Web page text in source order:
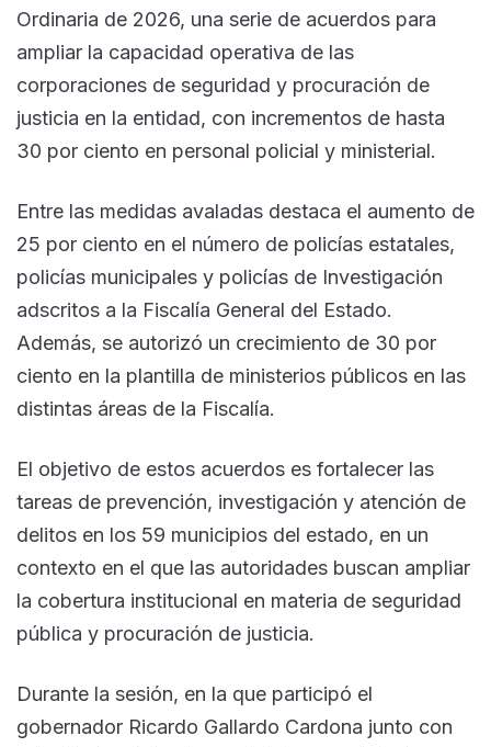
Ordinaria de 2026, una serie de acuerdos para
ampliar la capacidad operativa de las
corporaciones de seguridad y procuración de
justicia en la entidad, con incrementos de hasta
30 por ciento en personal policial y ministerial.
Entre las medidas avaladas destaca el aumento de
25 por ciento en el número de policías estatales,
policías municipales y policías de Investigación
adscritos a la Fiscalía General del Estado.
Además, se autorizó un crecimiento de 30 por
ciento en la plantilla de ministerios públicos en las
distintas áreas de la Fiscalía.
El objetivo de estos acuerdos es fortalecer las
tareas de prevención, investigación y atención de
delitos en los 59 municipios del estado, en un
contexto en el que las autoridades buscan ampliar
la cobertura institucional en materia de seguridad
pública y procuración de justicia.
Durante la sesión, en la que participó el
gobernador Ricardo Gallardo Cardona junto con